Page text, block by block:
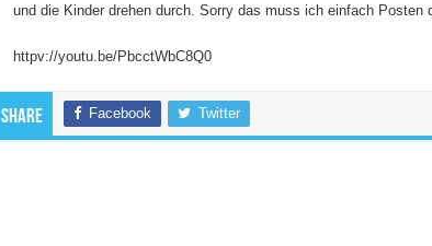
und die Kinder drehen durch. Sorry das muss ich einfach Posten
httpv://youtu.be/PbcctWbC8Q0
Share Facebook Twitter